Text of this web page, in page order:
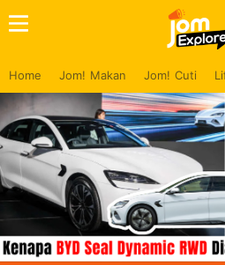
Home Jom! Makan Jom! Cuti